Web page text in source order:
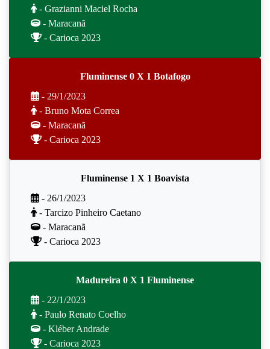
- Grazianni Maciel Rocha
- Maracanã
- Carioca 2023
Fluminense 0 X 1 Botafogo
- 29/1/2023
- Bruno Mota Correa
- Maracanã
- Carioca 2023
Fluminense 1 X 1 Boavista
- 26/1/2023
- Tarcizo Pinheiro Caetano
- Maracanã
- Carioca 2023
Madureira 0 X 1 Fluminense
- 22/1/2023
- Paulo Renato Coelho
- Kléber Andrade
- Carioca 2023